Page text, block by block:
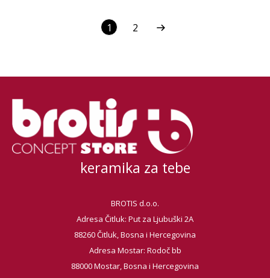
1 2
keramika za tebe
BROTIS d.o.o.
Adresa Čitluk: Put za Ljubuški 2A
88260 Čitluk, Bosna i Hercegovina
Adresa Mostar: Rodoč bb
88000 Mostar, Bosna i Hercegovina